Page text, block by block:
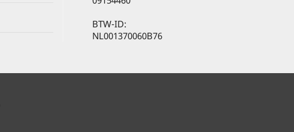
BTW-ID:
NL001370060B76